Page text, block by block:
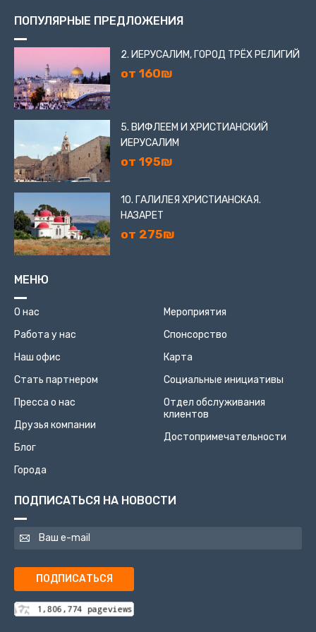
Ночью сияет не только купол усыпальницы – сады
тоже снабжены подсветкой. Центр поразителен и в
светлое, и в темное время суток.
ПОПУЛЯРНЫЕ ПРЕДЛОЖЕНИЯ
2. ИЕРУСАЛИМ, ГОРОД ТРЁХ РЕЛИГИЙ
от 160₪
5. ВИФЛЕЕМ И ХРИСТИАНСКИЙ
ИЕРУСАЛИМ
от 195₪
10. ГАЛИЛЕЯ ХРИСТИАНСКАЯ.
НАЗАРЕТ
от 275₪
МЕНЮ
О нас
Работа у нас
Наш офис
Стать партнером
Пресса о нас
Друзья компании
Блог
Города
Мероприятия
Спонсорство
Карта
Социальные инициативы
Отдел обслуживания
клиентов
Достопримечательности
ПОДПИСАТЬСЯ НА НОВОСТИ
ПОДПИСАТЬСЯ